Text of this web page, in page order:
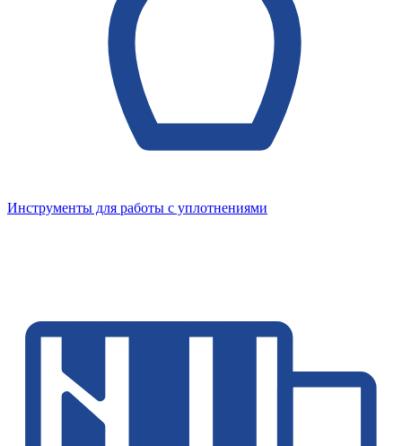
Инструменты для работы с уплотнениями